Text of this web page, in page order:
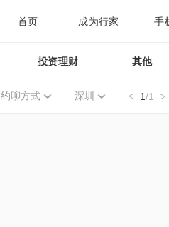
首页 成为行家 手
投资理财 其他
约聊方式 深圳 1/1